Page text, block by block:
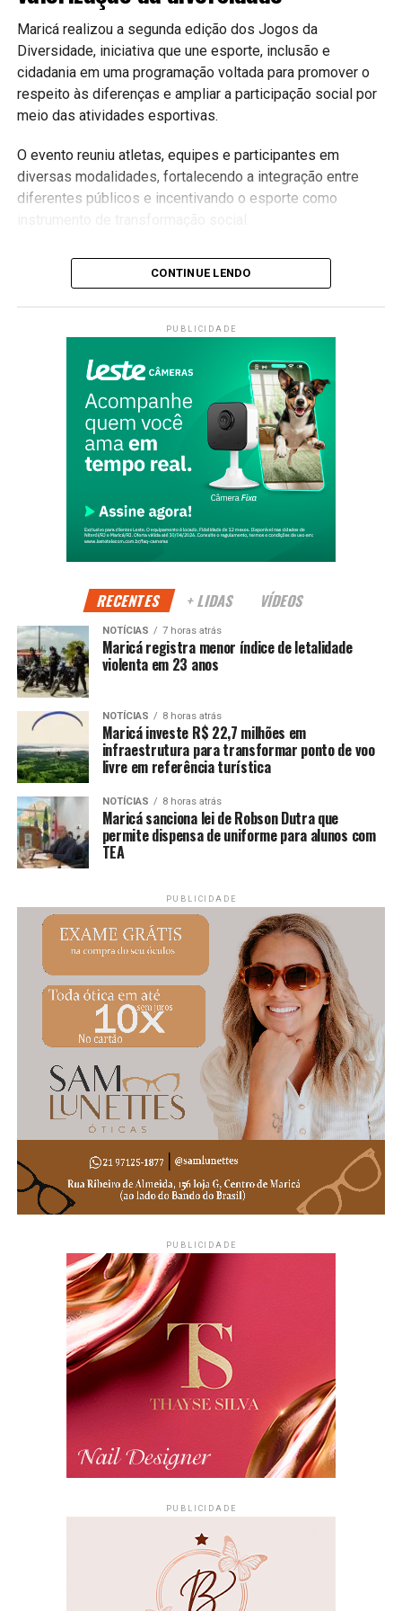
Maricá realizou a segunda edição dos Jogos da
Diversidade, iniciativa que une esporte, inclusão e
cidadania em uma programação voltada para promover o
respeito às diferenças e ampliar a participação social por
meio das atividades esportivas.
O evento reuniu atletas, equipes e participantes em
diversas modalidades, fortalecendo a integração entre
diferentes públicos e incentivando o esporte como
Inclusão através do esporte
A competição busca garantir que todas as pessoas
tenham oportunidade de participar das atividades
Além das disputas, a programação promove momentos de
convivência, respeito e valorização da diversidade.
Compromisso com a cidadania
Segundo a Prefeitura, ações como os Jogos da
Diversidade reforçam a construção de uma cidade mais
Continue acompanhando a Maricá Web TV para mais
notícias sobre inclusão, cidadania e esporte.
#Maricá #Inclusão #JogosDaDiversidade #Esporte
#MaricáWebTV
CONTINUE LENDO
PUBLICIDADE
RECENTES + LIDAS VÍDEOS
NOTÍCIAS 7 horas atrás
Maricá registra menor índice de letalidade
violenta em 23 anos
NOTÍCIAS 8 horas atrás
Maricá investe R$ 22,7 milhões em
infraestrutura para transformar ponto de voo
livre em referência turística
NOTÍCIAS 8 horas atrás
Maricá sanciona lei de Robson Dutra que
permite dispensa de uniforme para alunos com
TEA
PUBLICIDADE
PUBLICIDADE
PUBLICIDADE